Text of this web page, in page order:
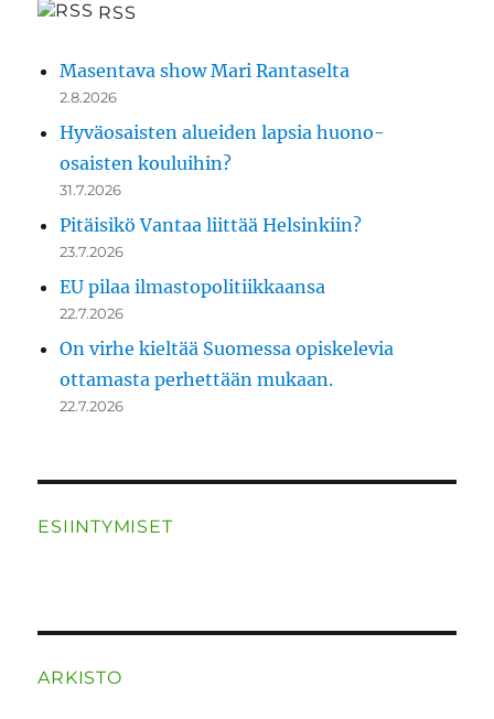
RSS
Masentava show Mari Rantaselta
2.8.2026
Hyväosaisten alueiden lapsia huono-
osaisten kouluihin?
31.7.2026
Pitäisikö Vantaa liittää Helsinkiin?
23.7.2026
EU pilaa ilmastopolitiikkaansa
22.7.2026
On virhe kieltää Suomessa opiskelevia
ottamasta perhettään mukaan.
22.7.2026
ESIINTYMISET
ARKISTO